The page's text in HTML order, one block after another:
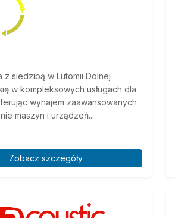
z siedzibą w Lutomii Dolnej
w kompleksowych usługach dla
wynajem zaawansowanych
maszyn i urządzeń....
Zobacz szczegóły